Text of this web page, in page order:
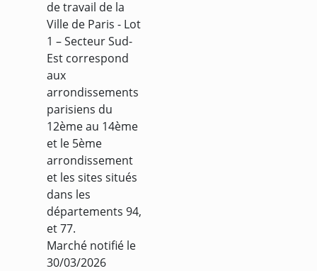
de travail de la
Ville de Paris - Lot
1 – Secteur Sud-
Est correspond
aux
arrondissements
parisiens du
12ème au 14ème
et le 5ème
arrondissement
et les sites situés
dans les
départements 94,
et 77.
Marché notifié le
30/03/2026